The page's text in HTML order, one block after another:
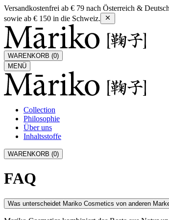
Versandkostenfrei ab € 79 nach Österreich &
sowie ab € 150 in die Schweiz.
WARENKORB (0)
MENÜ
Collection
Philosophie
Über uns
Inhaltsstoffe
WARENKORB (0)
FAQ
Was unterscheidet Mariko Cosmetics von anderen